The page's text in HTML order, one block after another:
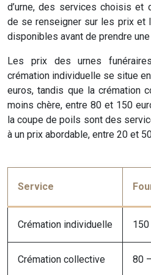
d’urne, des services choisis et
de se renseigner sur les prix et
disponibles avant de prendre
Les prix des urnes
crémation individuelle se situe
euros, tandis que la crémation
moins chère, entre 80 et 150
la coupe de poils sont des
à un prix abordable, entre 20 et
Service
Crémation individuelle
Crémation collective 80